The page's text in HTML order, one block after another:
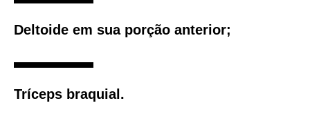
Deltoide em sua porção anterior;
Tríceps braquial.